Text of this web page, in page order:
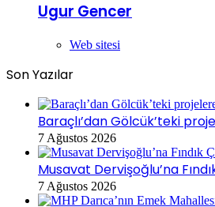
Ugur Gencer
Web sitesi
Son Yazılar
Baraçlı’dan Gölcük’teki
7 Ağustos 2026
Musavat Dervişoğlu’na
7 Ağustos 2026